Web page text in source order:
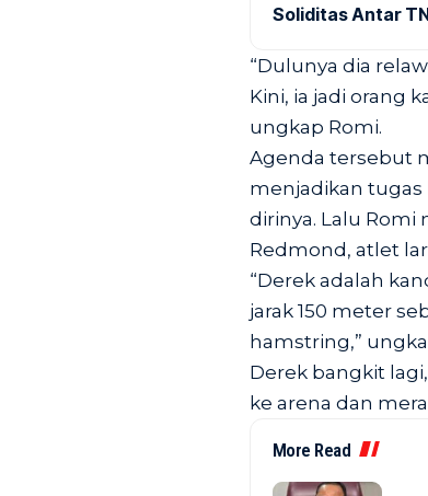
Soliditas Antar
“Dulunya dia
Kini, ia jadi orang
ungkap Romi.
Agenda tersebut
menjadikan tugas
dirinya. Lalu
Redmond, atlet
“Derek adalah
jarak 150 meter
hamstring,”
Derek bangkit
ke arena dan
More Read